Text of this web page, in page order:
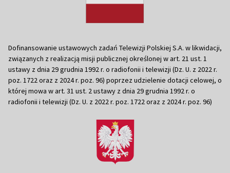
Dofinansowanie ustawowych zadań Telewizji Polskiej S.A. w likwidacji,
związanych z realizacją misji publicznej określonej w art. 21 ust. 1
ustawy z dnia 29 grudnia 1992 r. o radiofonii i telewizji (Dz. U. z 2022 r.
poz. 1722 oraz z 2024 r. poz. 96) poprzez udzielenie dotacji celowej, o
której mowa w art. 31 ust. 2 ustawy z dnia 29 grudnia 1992 r. o
radiofonii i telewizji (Dz. U. z 2022 r. poz. 1722 oraz z 2024 r. poz. 96)